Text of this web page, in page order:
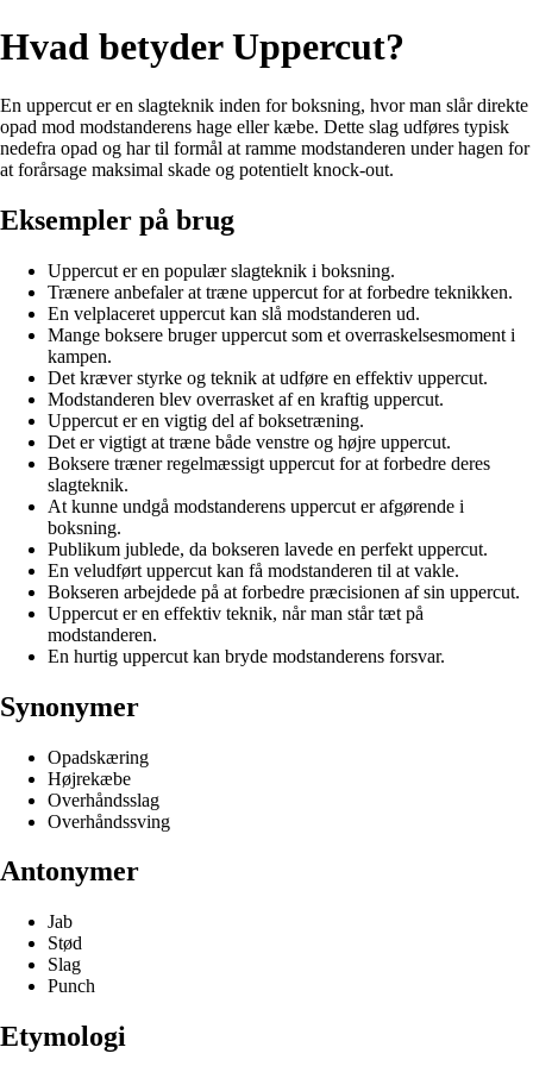
Hvad betyder Uppercut?
En uppercut er en slagteknik inden for boksning, hvor man slår direkte
opad mod modstanderens hage eller kæbe. Dette slag udføres typisk
nedefra opad og har til formål at ramme modstanderen under hagen for
at forårsage maksimal skade og potentielt knock-out.
Eksempler på brug
Uppercut er en populær slagteknik i boksning.
Trænere anbefaler at træne uppercut for at forbedre teknikken.
En velplaceret uppercut kan slå modstanderen ud.
Mange boksere bruger uppercut som et overraskelsesmoment i
kampen.
Det kræver styrke og teknik at udføre en effektiv uppercut.
Modstanderen blev overrasket af en kraftig uppercut.
Uppercut er en vigtig del af boksetræning.
Det er vigtigt at træne både venstre og højre uppercut.
Boksere træner regelmæssigt uppercut for at forbedre deres
slagteknik.
At kunne undgå modstanderens uppercut er afgørende i
boksning.
Publikum jublede, da bokseren lavede en perfekt uppercut.
En veludført uppercut kan få modstanderen til at vakle.
Bokseren arbejdede på at forbedre præcisionen af sin uppercut.
Uppercut er en effektiv teknik, når man står tæt på
modstanderen.
En hurtig uppercut kan bryde modstanderens forsvar.
Synonymer
Opadskæring
Højrekæbe
Overhåndsslag
Overhåndssving
Antonymer
Jab
Stød
Slag
Punch
Etymologi